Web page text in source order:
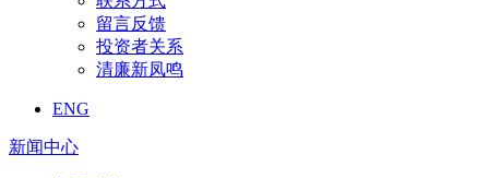
留言反馈
投资者关系
清廉新凤鸣
ENG
新闻中心